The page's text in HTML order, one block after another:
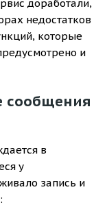
доработали,
недостатков
которые
и
сообщения
в
у
запись и